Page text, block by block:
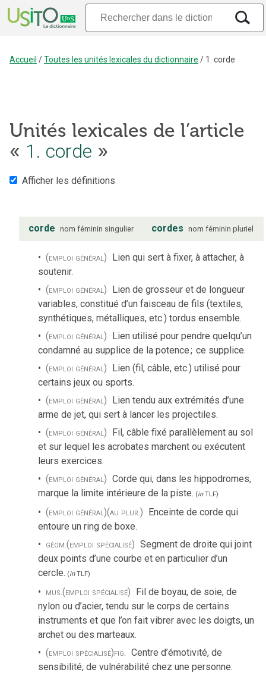
Accueil /Toutes les unités lexicales du dictionnaire / 1. corde
Unités lexicales de l’article
« 1. corde »
Afficher les définitions
corde nom féminin singulier cordes nom féminin pluriel
(emploi général) Lien qui sert à fixer, à attacher, à
soutenir.
(emploi général) Lien de grosseur et de longueur
variables, constitué d’un faisceau de fils (textiles,
synthétiques, métalliques, etc.) tordus ensemble.
(emploi général) Lien utilisé pour pendre quelqu’un
condamné au supplice de la potence; ce supplice.
(emploi général) Lien (fil, câble, etc.) utilisé pour
certains jeux ou sports.
(emploi général) Lien tendu aux extrémités d’une
arme de jet, qui sert à lancer les projectiles.
(emploi général) Fil, câble fixé parallèlement au sol
et sur lequel les acrobates marchent ou exécutent
leurs exercices.
(emploi général) Corde qui, dans les hippodromes,
marque la limite intérieure de la piste. (inTLF)
(emploi général)(au plur.) Enceinte de corde qui
entoure un ring de boxe.
géom.(emploi spécialisé) Segment de droite qui joint
deux points d’une courbe et en particulier d’un
cercle. (inTLF)
mus.(emploi spécialisé) Fil de boyau, de soie, de
nylon ou d’acier, tendu sur le corps de certains
instruments et que l’on fait vibrer avec les doigts, un
archet ou des marteaux.
(emploi spécialisé)fig. Centre d’émotivité, de
sensibilité, de vulnérabilité chez une personne.